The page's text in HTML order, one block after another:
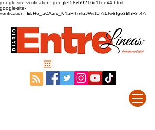
google-site-verification: googlef58eb9216d11ce44.html
google-site-
verification=EbHe_aCAzrs_K4aFIhmluJWdtLIA1Jw8Igo2BhRnt4A